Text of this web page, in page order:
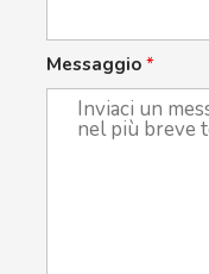
Messaggio *